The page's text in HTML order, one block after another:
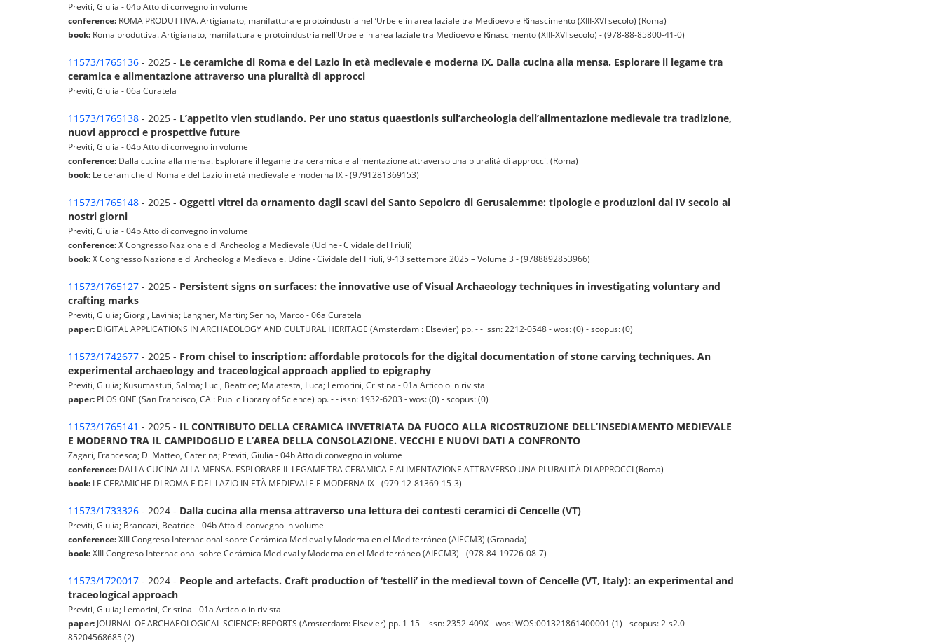
Previti, Giulia - 04b Atto di convegno in volume
conference: ROMA PRODUTTIVA. Artigianato, manifattura e protoindustria nell’Urbe e in area laziale tra Medioevo e Rinascimento (XIII-XVI secolo) (Roma)
book: Roma produttiva. Artigianato, manifattura e protoindustria nell’Urbe e in area laziale tra Medioevo e Rinascimento (XIII-XVI secolo) - (978-88-85800-41-0)
11573/1765136 - 2025 - Le ceramiche di Roma e del Lazio in età medievale e moderna IX. Dalla cucina alla mensa. Esplorare il legame tra
ceramica e alimentazione attraverso una pluralità di approcci
Previti, Giulia - 06a Curatela
11573/1765138 - 2025 - L’appetito vien studiando. Per uno status quaestionis sull’archeologia dell’alimentazione medievale tra tradizione,
nuovi approcci e prospettive future
Previti, Giulia - 04b Atto di convegno in volume
conference: Dalla cucina alla mensa. Esplorare il legame tra ceramica e alimentazione attraverso una pluralità di approcci. (Roma)
book: Le ceramiche di Roma e del Lazio in età medievale e moderna IX - (9791281369153)
11573/1765148 - 2025 - Oggetti vitrei da ornamento dagli scavi del Santo Sepolcro di Gerusalemme: tipologie e produzioni dal IV secolo ai
nostri giorni
Previti, Giulia - 04b Atto di convegno in volume
conference:X Congresso Nazionale di Archeologia Medievale (Udine - Cividale del Friuli)
book:X Congresso Nazionale di Archeologia Medievale. Udine - Cividale del Friuli, 9-13 settembre 2025 – Volume 3 - (9788892853966)
11573/1765127 - 2025 - Persistent signs on surfaces: the innovative use of Visual Archaeology techniques in investigating voluntary and
crafting marks
Previti, Giulia; Giorgi, Lavinia; Langner, Martin; Serino, Marco - 06a Curatela
paper: DIGITAL APPLICATIONS IN ARCHAEOLOGY AND CULTURAL HERITAGE (Amsterdam : Elsevier) pp. - - issn: 2212-0548 - wos: (0) - scopus: (0)
11573/1742677 - 2025 - From chisel to inscription: affordable protocols for the digital documentation of stone carving techniques. An
experimental archaeology and traceological approach applied to epigraphy
Previti, Giulia; Kusumastuti, Salma; Luci, Beatrice; Malatesta, Luca; Lemorini, Cristina - 01a Articolo in rivista
paper: PLOS ONE (San Francisco, CA : Public Library of Science) pp. - - issn: 1932-6203 - wos: (0) - scopus: (0)
11573/1765141 - 2025 - IL CONTRIBUTO DELLA CERAMICA INVETRIATA DA FUOCO ALLA RICOSTRUZIONE DELL’INSEDIAMENTO MEDIEVALE
E MODERNO TRA IL CAMPIDOGLIO E L’AREA DELLA CONSOLAZIONE. VECCHI E NUOVI DATI A CONFRONTO
Zagari, Francesca; Di Matteo, Caterina; Previti, Giulia - 04b Atto di convegno in volume
conference: DALLA CUCINA ALLA MENSA. ESPLORARE IL LEGAME TRA CERAMICA E ALIMENTAZIONE ATTRAVERSO UNA PLURALITÀ DI APPROCCI (Roma)
book: LE CERAMICHE DI ROMA E DEL LAZIO IN ETÀ MEDIEVALE E MODERNA IX - (979-12-81369-15-3)
11573/1733326 - 2024 - Dalla cucina alla mensa attraverso una lettura dei contesti ceramici di Cencelle (VT)
Previti, Giulia; Brancazi, Beatrice - 04b Atto di convegno in volume
conference:XIII Congreso Internacional sobre Cerámica Medieval y Moderna en el Mediterráneo (AIECM3) (Granada)
book:XIII Congreso Internacional sobre Cerámica Medieval y Moderna en el Mediterráneo (AIECM3) - (978-84-19726-08-7)
11573/1720017 - 2024 - People and artefacts. Craft production of ‘testelli’ in the medieval town of Cencelle (VT, Italy): an experimental and
traceological approach
Previti, Giulia; Lemorini, Cristina - 01a Articolo in rivista
paper: JOURNAL OF ARCHAEOLOGICAL SCIENCE: REPORTS (Amsterdam: Elsevier) pp. 1-15 - issn: 2352-409X - wos: WOS:001321861400001 (1) - scopus: 2-s2.0-
85204568685 (2)